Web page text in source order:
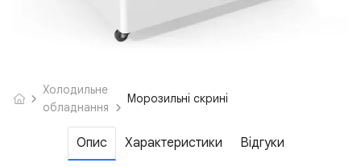
Холодильне
обладнання
Морозильні скрині
Опис Характеристики Відгуки